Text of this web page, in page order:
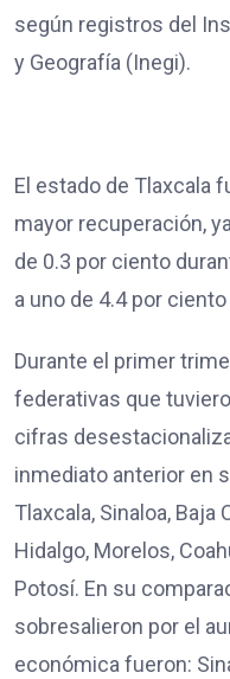
según registros del
y Geografía (Inegi).
El estado de Tlaxcala
mayor recuperación,
de 0.3 por ciento
a uno de 4.4 por
Durante el primer
federativas que
cifras
inmediato anterior en
Tlaxcala, Sinaloa, Baja
Hidalgo, Morelos,
Potosí. En su
sobresalieron por el
económica fueron: